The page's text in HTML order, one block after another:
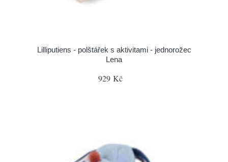
Lilliputiens - polštářek s aktivitami - jednorožec
Lena
929 Kč